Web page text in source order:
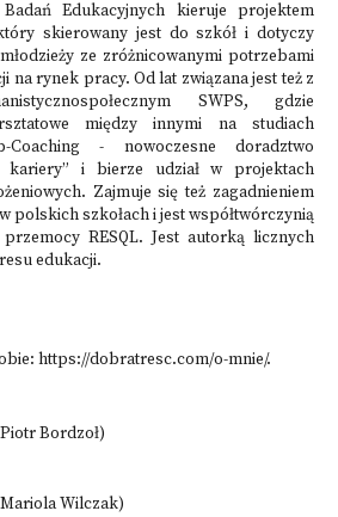
Edukacyjnych kieruje projektem
skierowany jest do szkół i dotyczy
ze zróżnicowanymi potrzebami
na rynek pracy. Od lat związana jest też z
SWPS, gdzie
między innymi na studiach
Coaching - nowoczesne doradztwo
kariery” i bierze udział w projektach
Zajmuje się też zagadnieniem
polskich szkołach i jest współtwórczynią
RESQL. Jest autorką licznych
edukacji.
https://dobratresc.com/o-mnie/.
Bordzoł)
Wilczak)